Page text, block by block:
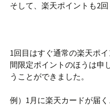
そして、楽天ポイントも2回
1回目はすぐ通常の楽天ポ
間限定ポイントのほうは申
うことができました。
例）1月に楽天カードが届